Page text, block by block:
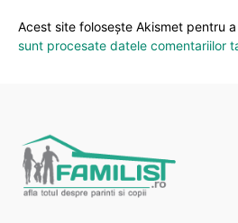
Acest site folosește Akismet pentru
sunt procesate datele comentariilor